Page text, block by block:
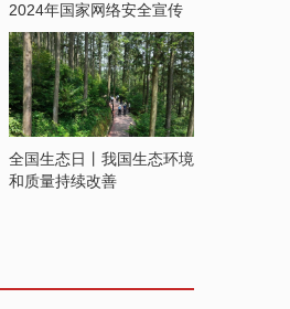
2024年国家网络安全宣传
周开启
全国生态日丨我国生态环境
和质量持续改善